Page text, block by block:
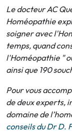
Le docteur AC
Homéopathie
soigner avec
temps, quand
l'Homéopathie "
ainsi que 190
Pour vous
de deux experts,
domaine de
conseils du Dr D.